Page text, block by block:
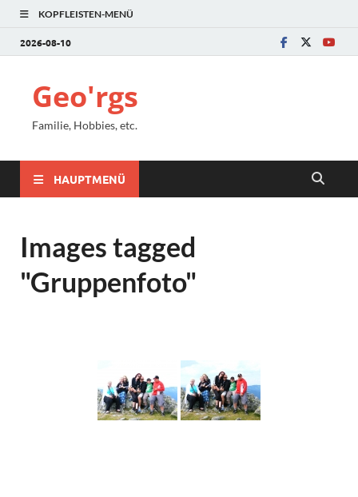
KOPFLEISTEN-MENÜ
2026-08-10
Geo'rgs
Familie, Hobbies, etc.
HAUPTMENÜ
Images tagged
"Gruppenfoto"